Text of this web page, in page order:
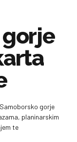
gorje
planinarskim
te